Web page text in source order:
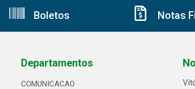
Boletos Notas
Departamentos
COMUNICACAO